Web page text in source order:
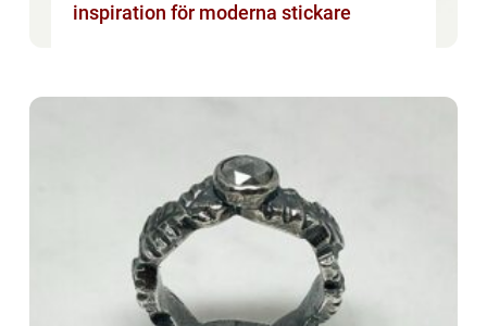
inspiration för moderna stickare